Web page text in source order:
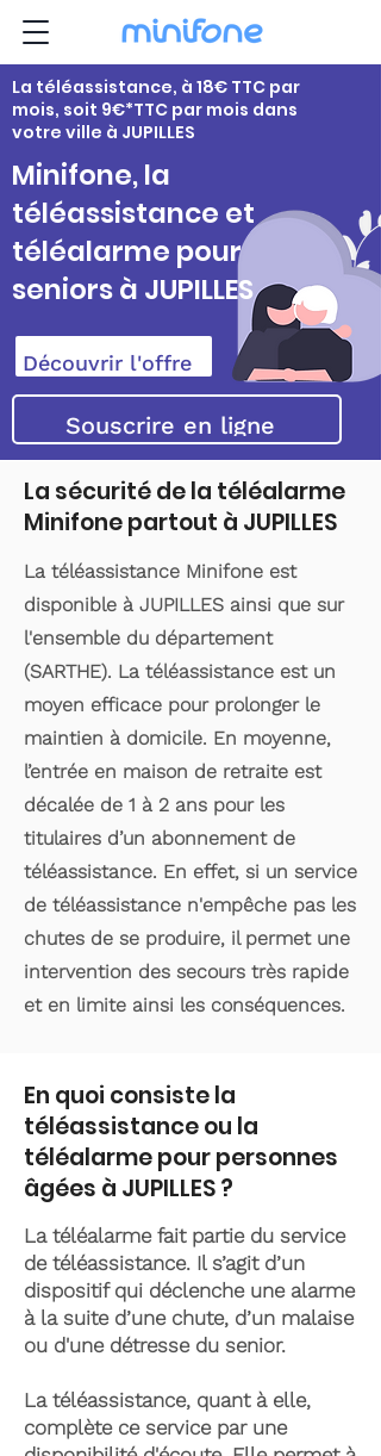
La téléassistance, à 18€ TTC par
mois, soit 9€*TTC par mois dans
votre ville à JUPILLES
Minifone, la
téléassistance et
téléalarme pour
seniors à JUPILLES
Découvrir l'offre
Souscrire en ligne
La sécurité de la téléalarme
Minifone partout à JUPILLES
La téléassistance Minifone est
disponible à JUPILLES ainsi que sur
l'ensemble du département
(SARTHE). La téléassistance est un
moyen efficace pour prolonger le
maintien à domicile. En moyenne,
l’entrée en maison de retraite est
décalée de 1 à 2 ans pour les
titulaires d’un abonnement de
téléassistance. En effet, si un service
de téléassistance n'empêche pas les
chutes de se produire, il permet une
intervention des secours très rapide
et en limite ainsi les conséquences.
En quoi consiste la
téléassistance ou la
téléalarme pour personnes
âgées à JUPILLES ?
La téléalarme fait partie du service
de téléassistance. Il s’agit d’un
dispositif qui déclenche une alarme
à la suite d’une chute, d’un malaise
ou d'une détresse du senior.
La téléassistance, quant à elle,
complète ce service par une